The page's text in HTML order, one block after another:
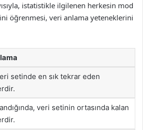
istatistikle ilgilenen herkesin mod
öğrenmesi, veri anlama yeteneklerini
setinde en sık tekrar eden
veri setinin ortasında kalan